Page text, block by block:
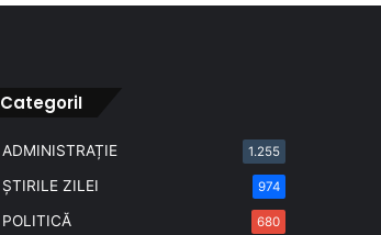
CategoriI
ADMINISTRAȚIE 1.255
ȘTIRILE ZILEI 974
POLITICĂ 680